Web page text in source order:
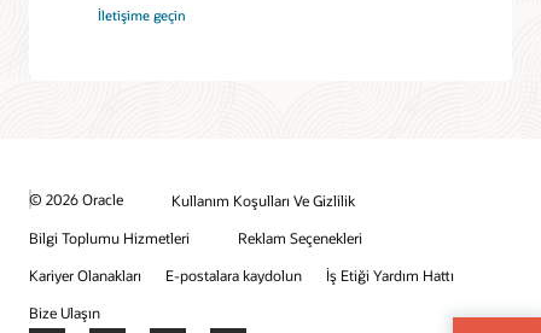
İletişime geçin
© 2026 Oracle
Kullanım Koşulları Ve Gizlilik
Bilgi Toplumu Hizmetleri
Reklam Seçenekleri
Kariyer Olanakları
E-postalara kaydolun
İş Etiği Yardım Hattı
Bize Ulaşın